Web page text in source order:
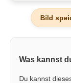
Bild
Was kannst
Du kannst